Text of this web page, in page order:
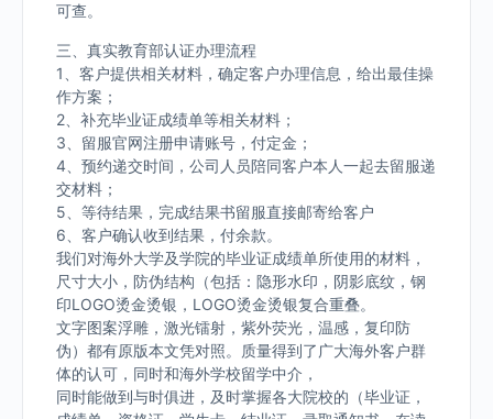
可查。
三、真实教育部认证办理流程
1、客户提供相关材料，确定客户办理信息，给出最佳操
作方案；
2、补充毕业证成绩单等相关材料；
3、留服官网注册申请账号，付定金；
4、预约递交时间，公司人员陪同客户本人一起去留服递
交材料；
5、等待结果，完成结果书留服直接邮寄给客户
6、客户确认收到结果，付余款。
我们对海外大学及学院的毕业证成绩单所使用的材料，
尺寸大小，防伪结构（包括：隐形水印，阴影底纹，钢
印LOGO烫金烫银，LOGO烫金烫银复合重叠。
文字图案浮雕，激光镭射，紫外荧光，温感，复印防
伪）都有原版本文凭对照。质量得到了广大海外客户群
体的认可，同时和海外学校留学中介，
同时能做到与时俱进，及时掌握各大院校的（毕业证，